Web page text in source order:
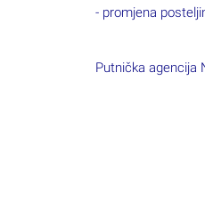
- promjena
Putnička agencija